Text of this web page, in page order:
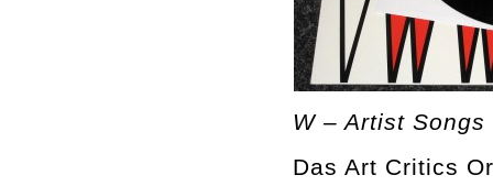
W – Artist
Das Art Critics